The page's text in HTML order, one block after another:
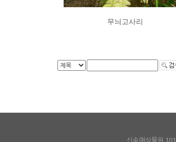
무늬고사리
신송매식물원